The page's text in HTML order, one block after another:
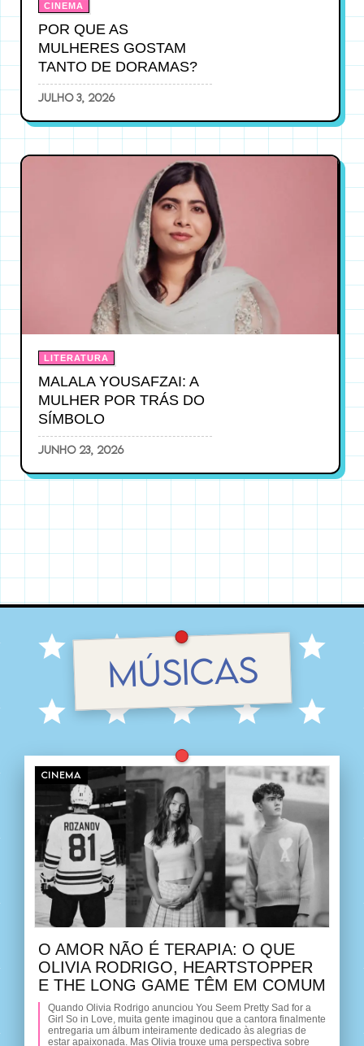
CINEMA
POR QUE AS
MULHERES GOSTAM
TANTO DE DORAMAS?
julho 3, 2026
LITERATURA
MALALA YOUSAFZAI: A
MULHER POR TRÁS DO
SÍMBOLO
junho 23, 2026
MÚSICAS
CINEMA
O AMOR NÃO É TERAPIA: O QUE
OLIVIA RODRIGO, HEARTSTOPPER
E THE LONG GAME TÊM EM COMUM
Quando Olivia Rodrigo anunciou You Seem Pretty Sad for a
Girl So in Love, muita gente imaginou que a cantora finalmente
entregaria um álbum inteiramente dedicado às alegrias de
estar apaixonada. Mas Olivia trouxe uma perspectiva sobre